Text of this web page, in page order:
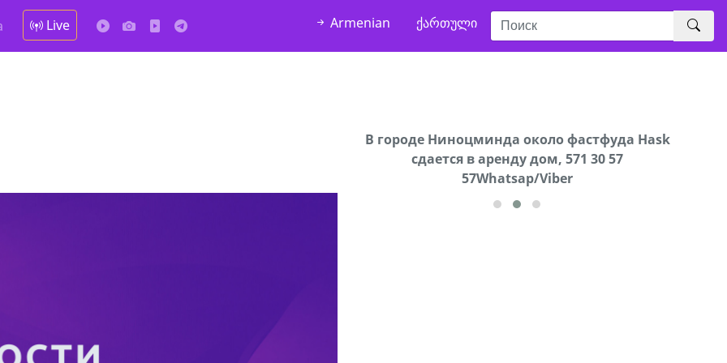
Live Armenian ქართული
В городе Ниноцминда около фастфуда Hask
cдается в аренду дом, 571 30 57
57Whatsap/Viber
Продается машина марки Prado,571 30 57
57Whatsap/Viber